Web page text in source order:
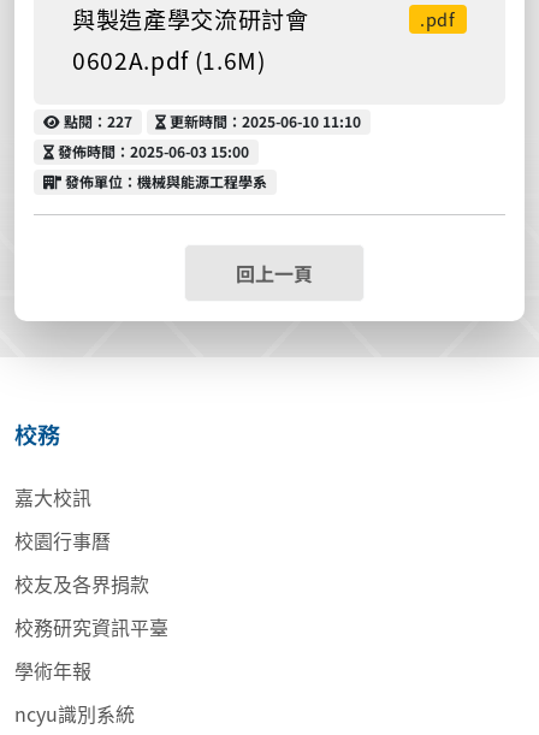
與製造產學交流研討會
0602A.pdf (1.6M)
.pdf
點閱
點閱：227 更新時間
更新時間：2025-06-10 11:10
發佈時間
發佈時間：2025-06-03 15:00
發佈單位
發佈單位：機械與能源工程學系
回上一頁
校務
嘉大校訊
校園行事曆
校友及各界捐款
校務研究資訊平臺
學術年報
ncyu識別系統